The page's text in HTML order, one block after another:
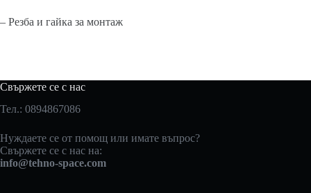
– Резба и гайка за монтаж
Свържете се с нас
Тел.: 0894867086
Нуждаете се от помощ или имате въпрос?
Свържете се с нас на:
info@tehno-space.com